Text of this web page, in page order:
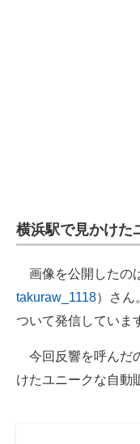
企業向けIT製品の総合
IT製品の技術・比較・
エレクトロニクス専
横浜駅で見かけた
画像を公開したの
takuraw_1118）さん
ついて発信していま
今回反響を呼んだ
けたユニークな自動